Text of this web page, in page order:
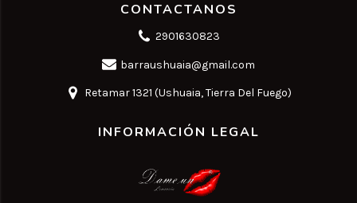
CONTACTANOS
2901630823
barraushuaia@gmail.com
Retamar 1321 (Ushuaia, Tierra Del Fuego)
INFORMACIÓN LEGAL